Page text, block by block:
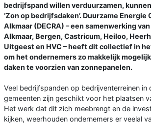
bedrijfspand willen verduurzamen,
‘Zon op bedrijfsdaken’. Duurzame Energie
Alkmaar (DECRA) – een samenwerking
Alkmaar, Bergen, Castricum, Heiloo,
Uitgeest en HVC – heeft dit collectief in
om het ondernemers zo makkelijk
daken te voorzien van zonnepanelen.
Veel bedrijfspanden op bedrijventerreinen in
gemeenten zijn geschikt voor het plaatsen
Het werk dat dit zich meebrengt en de
kijken, weerhouden ondernemers er veelal